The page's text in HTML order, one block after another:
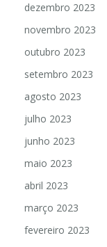
dezembro 2023
novembro 2023
outubro 2023
setembro 2023
agosto 2023
julho 2023
junho 2023
maio 2023
abril 2023
março 2023
fevereiro 2023